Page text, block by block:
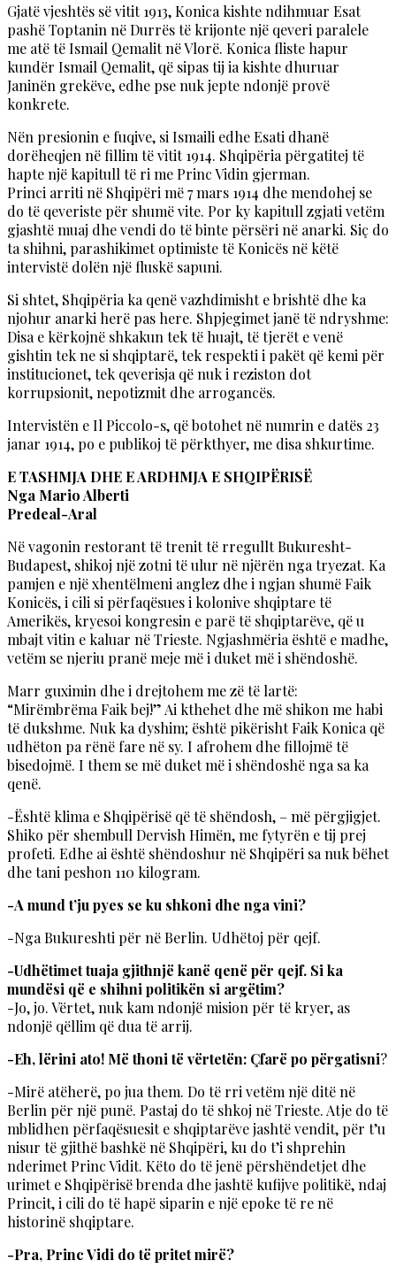
Gjatë vjeshtës së vitit 1913, Konica kishte ndihmuar Esat
pashë Toptanin në Durrës të krijonte një qeveri paralele
me atë të Ismail Qemalit në Vlorë. Konica fliste hapur
kundër Ismail Qemalit, që sipas tij ia kishte dhuruar
Janinën grekëve, edhe pse nuk jepte ndonjë provë
konkrete.
Nën presionin e fuqive, si Ismaili edhe Esati dhanë
dorëheqjen në fillim të vitit 1914. Shqipëria përgatitej të
hapte një kapitull të ri me Princ Vidin gjerman.
Princi arriti në Shqipëri më 7 mars 1914 dhe mendohej se
do të qeveriste për shumë vite. Por ky kapitull zgjati vetëm
gjashtë muaj dhe vendi do të binte përsëri në anarki. Siç do
ta shihni, parashikimet optimiste të Konicës në këtë
intervistë dolën një fluskë sapuni.
Si shtet, Shqipëria ka qenë vazhdimisht e brishtë dhe ka
njohur anarki herë pas here. Shpjegimet janë të ndryshme:
Disa e kërkojnë shkakun tek të huajt, të tjerët e venë
gishtin tek ne si shqiptarë, tek respekti i pakët që kemi për
institucionet, tek qeverisja që nuk i reziston dot
korrupsionit, nepotizmit dhe arrogancës.
Intervistën e Il Piccolo-s, që botohet në numrin e datës 23
janar 1914, po e publikoj të përkthyer, me disa shkurtime.
E TASHMJA DHE E ARDHMJA E SHQIPËRISË
Nga Mario Alberti
Predeal-Aral
Në vagonin restorant të trenit të rregullt Bukuresht-
Budapest, shikoj një zotni të ulur në njërën nga tryezat. Ka
pamjen e një xhentëlmeni anglez dhe i ngjan shumë Faik
Konicës, i cili si përfaqësues i kolonive shqiptare të
Amerikës, kryesoi kongresin e parë të shqiptarëve, që u
mbajt vitin e kaluar në Trieste. Ngjashmëria është e madhe,
vetëm se njeriu pranë meje më i duket më i shëndoshë.
Marr guximin dhe i drejtohem me zë të lartë:
“Mirëmbrëma Faik bej!” Ai kthehet dhe më shikon me habi
të dukshme. Nuk ka dyshim; është pikërisht Faik Konica që
udhëton pa rënë fare në sy. I afrohem dhe fillojmë të
bisedojmë. I them se më duket më i shëndoshë nga sa ka
qenë.
-Është klima e Shqipërisë që të shëndosh, – më përgjigjet.
Shiko për shembull Dervish Himën, me fytyrën e tij prej
profeti. Edhe ai është shëndoshur në Shqipëri sa nuk bëhet
dhe tani peshon 110 kilogram.
-A mund t’ju pyes se ku shkoni dhe nga vini?
-Nga Bukureshti për në Berlin. Udhëtoj për qejf.
-Udhëtimet tuaja gjithnjë kanë qenë për qejf. Si ka
mundësi që e shihni politikën si argëtim?
-Jo, jo. Vërtet, nuk kam ndonjë mision për të kryer, as
ndonjë qëllim që dua të arrij.
-Eh, lërini ato! Më thoni të vërtetën: Çfarë po përgatisni?
-Mirë atëherë, po jua them. Do të rri vetëm një ditë në
Berlin për një punë. Pastaj do të shkoj në Trieste. Atje do të
mblidhen përfaqësuesit e shqiptarëve jashtë vendit, për t’u
nisur të gjithë bashkë në Shqipëri, ku do t’i shprehin
nderimet Princ Vidit. Këto do të jenë përshëndetjet dhe
urimet e Shqipërisë brenda dhe jashtë kufijve politikë, ndaj
Princit, i cili do të hapë siparin e një epoke të re në
historinë shqiptare.
-Pra, Princ Vidi do të pritet mirë?